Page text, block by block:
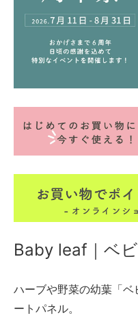
Baby leaf｜ベ
ハーブや野菜の幼葉「
ートパネル。